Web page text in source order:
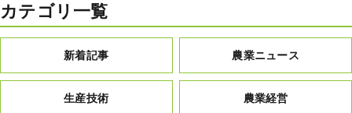
カテゴリ一覧
新着記事 農業ニュース
生産技術 農業経営